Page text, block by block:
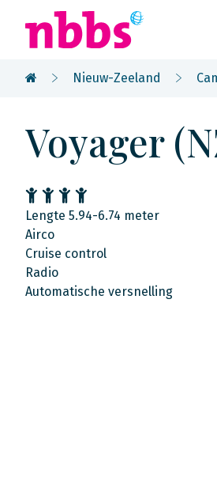
Nieuw-Zeeland
Voyager
Lengte 5.94-6.74 meter
Airco
Cruise control
Radio
Automatische versnelling